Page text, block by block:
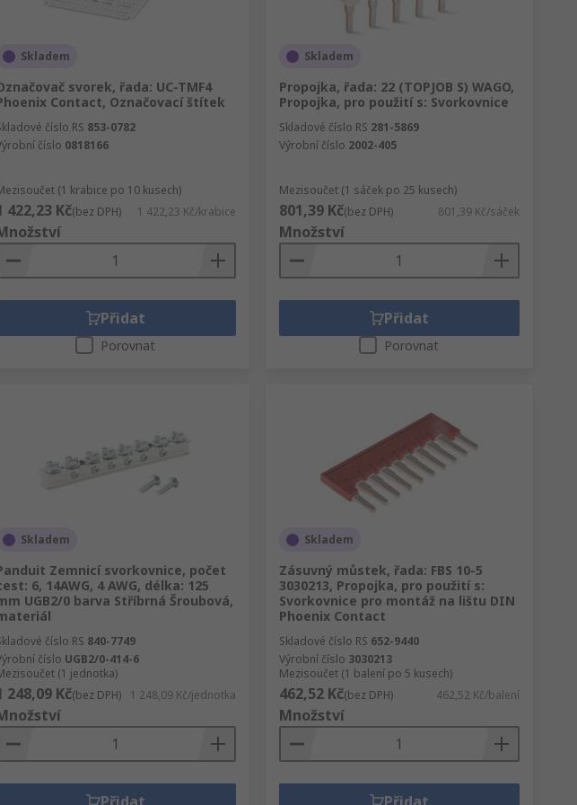
Skladem
svorek, řada: UC-TMF4
Contact, Označovací štítek
číslo RS 853-0782
číslo 0818166
(1 krabice po 10 kusech)
422,23 Kč(bez DPH) 1 422,23 Kč/krabice
Přidat
Porovnat
Skladem
Propojka, řada: 22 (TOPJOB S) WAGO,
Propojka, pro použití s: Svorkovnice
Skladové číslo RS 281-5869
Výrobní číslo 2002-405
Mezisoučet (1 sáček po 25 kusech)
801,39 Kč(bez DPH) 801,39 Kč/sáček
Množství
Přidat
Porovnat
Skladem
Zemnicí svorkovnice, počet
6, 14AWG, 4 AWG, délka: 125
UGB2/0 barva Stříbrná Šroubová,
číslo RS 840-7749
číslo UGB2/0-414-6
(1 jednotka)
248,09 Kč(bez DPH) 1 248,09 Kč/jednotka
Skladem
Zásuvný můstek, řada: FBS 10-5
3030213, Propojka, pro použití s:
Svorkovnice pro montáž na lištu DIN
Phoenix Contact
Skladové číslo RS 652-9440
Výrobní číslo 3030213
Mezisoučet (1 balení po 5 kusech)
462,52 Kč(bez DPH) 462,52 Kč/balení
Množství